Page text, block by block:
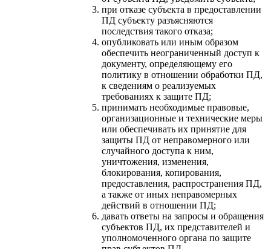
при отказе субъекта в предоставлении
ПД субъекту разъясняются
последствия такого отказа;
опубликовать или иным образом
обеспечить неограниченный доступ к
документу, определяющему его
политику в отношении обработки ПД,
к сведениям о реализуемых
требованиях к защите ПД;
принимать необходимые правовые,
организационные и технические меры
или обеспечивать их принятие для
защиты ПД от неправомерного или
случайного доступа к ним,
уничтожения, изменения,
блокирования, копирования,
предоставления, распространения ПД,
а также от иных неправомерных
действий в отношении ПД;
давать ответы на запросы и обращения
субъектов ПД, их представителей и
уполномоченного органа по защите